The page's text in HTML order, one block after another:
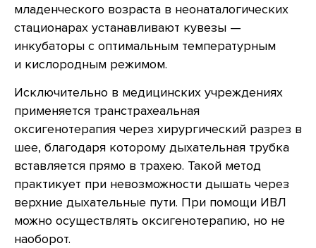
младенческого возраста в неонаталогических
стационарах устанавливают кувезы —
инкубаторы с оптимальным температурным
и кислородным режимом.
Исключительно в медицинских учреждениях
применяется транстрахеальная
оксигенотерапия через хирургический разрез в
шее, благодаря которому дыхательная трубка
вставляется прямо в трахею. Такой метод
практикует при невозможности дышать через
верхние дыхательные пути. При помощи ИВЛ
можно осуществлять оксигенотерапию, но не
наоборот.
МЕНЮ ДЛЯ КЛИЕНТА
Каталог
Контакты Реквизиты компании
Договор оферты
Согласие на обработку персональных данных
Политика конфиденциальности
Правила проведения оплат и возвратов
© 2026 ОOO «СеленФарм»